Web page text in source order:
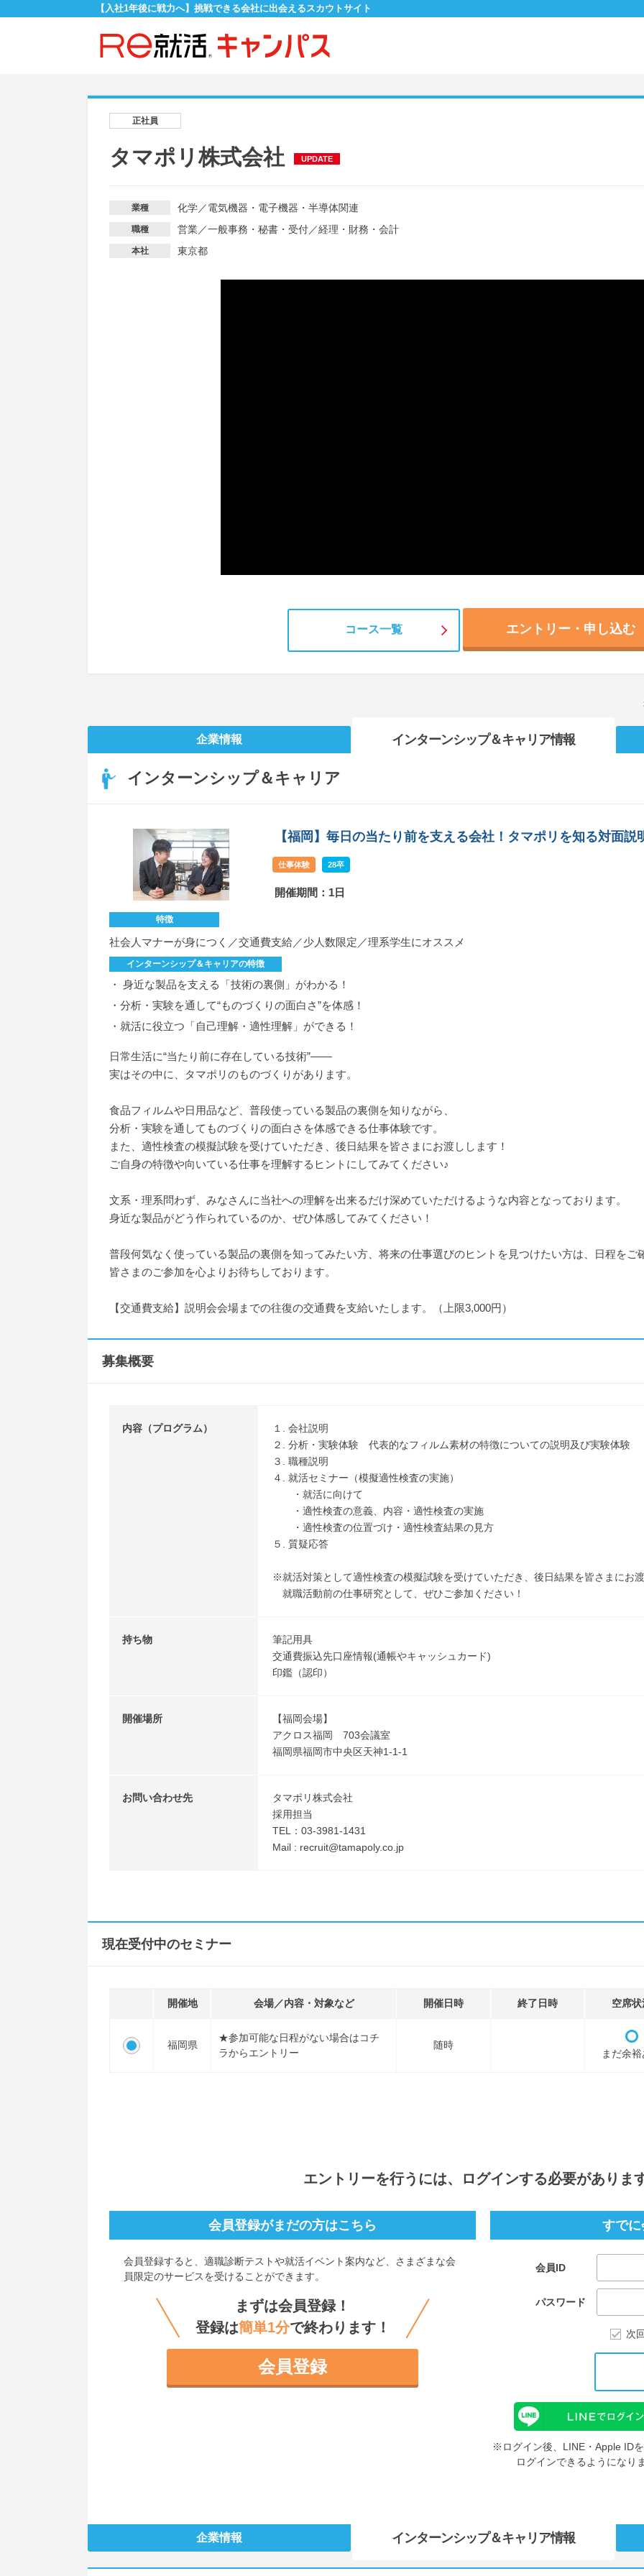
【入社1年後に戦力へ】挑戦できる会社に出会えるスカウトサイト
正社員
タマポリ株式会社 UPDATE
業種 化学／電気機器・電子機器・半導体関連
職種 営業／一般事務・秘書・受付／経理・財務・会計
本社 東京都
コース一覧 エントリー・申し込む
企業情報 インターンシップ＆キャリア情報
インターンシップ＆キャリア
【福岡】毎日の当たり前を支える会社！タマポリを知る対面説
仕事体験 28卒
開催期間：1日
特徴
社会人マナーが身につく／交通費支給／少人数限定／理系学生にオススメ
インターンシップ＆キャリアの特徴
・ 身近な製品を支える「技術の裏側」がわかる！
・分析・実験を通して“ものづくりの面白さ”を体感！
・就活に役立つ「自己理解・適性理解」ができる！
日常生活に“当たり前に存在している技術”――
実はその中に、タマポリのものづくりがあります。
食品フィルムや日用品など、普段使っている製品の裏側を知りながら、
分析・実験を通してものづくりの面白さを体感できる仕事体験です。
また、適性検査の模擬試験を受けていただき、後日結果を皆さまにお渡しします！
ご自身の特徴や向いている仕事を理解するヒントにしてみてください♪
文系・理系問わず、みなさんに当社への理解を出来るだけ深めていただけるような内容となっております。
身近な製品がどう作られているのか、ぜひ体感してみてください！
普段何気なく使っている製品の裏側を知ってみたい方、将来の仕事選びのヒントを見つけたい方は、日程をご
皆さまのご参加を心よりお待ちしております。
【交通費支給】説明会会場までの往復の交通費を支給いたします。（上限3,000円）
募集概要
内容（プログラム）
１. 会社説明
２. 分析・実験体験 代表的なフィルム素材の特徴についての説明及び実験体験
３. 職種説明
４. 就活セミナー（模擬適性検査の実施）
・就活に向けて
・適性検査の意義、内容・適性検査の実施
・適性検査の位置づけ・適性検査結果の見方
５. 質疑応答
※就活対策として適性検査の模擬試験を受けていただき、後日結果を皆さまにお渡
就職活動前の仕事研究として、ぜひご参加ください！
持ち物
筆記用具
交通費振込先口座情報(通帳やキャッシュカード)
印鑑（認印）
開催場所
【福岡会場】
アクロス福岡 703会議室
福岡県福岡市中央区天神1-1-1
お問い合わせ先
タマポリ株式会社
採用担当
TEL：03-3981-1431
Mail : recruit@tamapoly.co.jp
現在受付中のセミナー
開催地 会場／内容・対象など 開催日時 終了日時 空席状
福岡県
★参加可能な日程がない場合はコチ
ラからエントリー
随時
まだ余裕
エントリーを行うには、ログインする必要があります
すでに
会員ID
パスワード
次
※ログイン後、LINE・Apple ID
ログインできるようになり
会員登録がまだの方はこちら
会員登録すると、 適職診断テストや就活イベント案内など、さまざまな会
員限定のサービスを受けることができます。
まずは会員登録！
登録は簡単1分で終わります！
会員登録
企業情報 インターンシップ＆キャリア情報